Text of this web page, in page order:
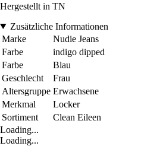
Hergestellt in TN
Zusätzliche Informationen
Marke
Nudie Jeans
Farbe
indigo dipped
Farbe
Blau
Geschlecht
Frau
Altersgruppe Erwachsene
Merkmal
Locker
Sortiment
Clean Eileen
Loading...
Loading...